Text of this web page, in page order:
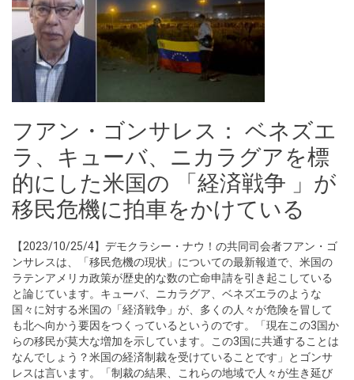
フアン・ゴンサレス： ベネズエ
ラ、キューバ、ニカラグアを標
的にした米国の 「経済戦争 」が
移民危機に拍車をかけている
【2023/10/25/4】デモクラシー・ナウ！の共同司会者フアン・ゴ
ンサレスは、「移民危機の現状」についての最新報道で、米国の
ラテンアメリカ政策が歴史的な数の亡命申請を引き起こしている
と論じています。キューバ、ニカラグア、ベネズエラのような
国々に対する米国の「経済戦争」が、多くの人々が危険を冒して
も北へ向かう要因をつくっているというのです。「現在この3国か
らの移民が莫大な増加を示しています。この3国に共通することは
なんでしょう？米国の経済制裁を受けていることです」とゴンサ
レスは言います。「制裁の結果、これらの地域で人々が生き延び